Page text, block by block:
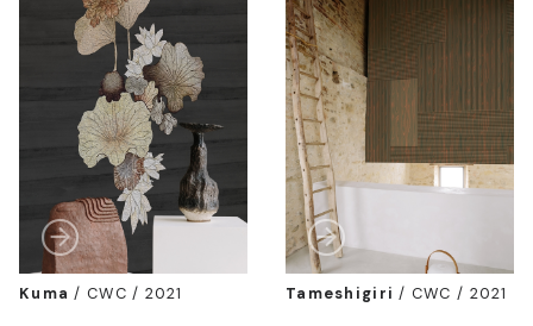
Kuma / CWC / 2021 Tameshigiri / CWC / 2021